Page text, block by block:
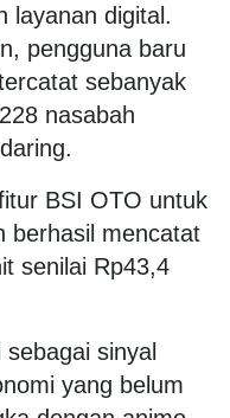
layanan digital.
pengguna baru
sebanyak
nasabah
BSI OTO untuk
berhasil mencatat
senilai Rp43,4
sinyal
yang belum